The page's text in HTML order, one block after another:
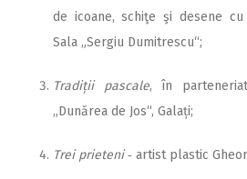
de icoane, schiţe şi desene cu
Sala „Sergiu Dumitrescu“;
Tradiții pascale, în
„Dunărea de Jos“, Galați;
Trei prieteni‑ artist plastic